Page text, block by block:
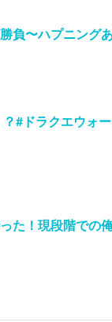
負〜ハプニング
#ドラクエウォ
た！現段階での